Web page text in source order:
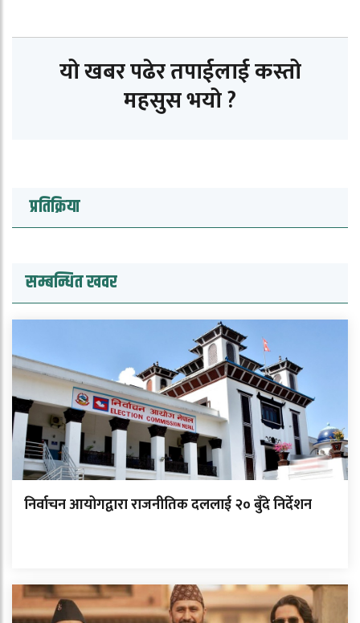
यो खबर पढेर तपाईलाई कस्तो
महसुस भयो ?
प्रतिक्रिया
सम्बन्धित खवर
निर्वाचन आयोगद्वारा राजनीतिक दललाई २० बुँदे निर्देशन